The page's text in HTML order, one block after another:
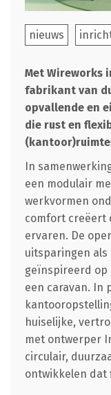
nieuws
Met Wireworks
fabrikant van
opvallende en
die rust en
In
een modulair
werkvormen
comfort creëert
ervaren. De
uitsparingen als
geïnspireerd
een caravan. In
huiselijke,
met ontwerper
circulair,
ontwikkelen dat